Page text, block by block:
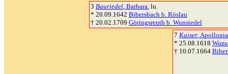
3 Bauriedel, Barbara, lu.
* 20.09.1642 Bibersbach b. Röslau
† 20.02.1709 Göringsreuth b. Wunsiedel
7 Kaiser, Apollonia
* 25.08.1618
† 10.07.1664